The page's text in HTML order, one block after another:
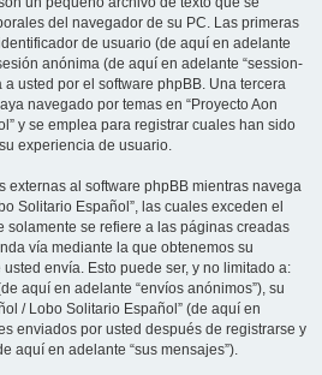
del navegador de su PC. Las primeras
de usuario (de aquí en adelante
anónima (de aquí en adelante “session-
usted por el software phpBB. Una tercera
navegado por temas en “Proyecto Aon
y se emplea para registrar cuales han sido
experiencia de usuario.
externas al software phpBB mientras navega
Solitario Español”, las cuales exceden el
solamente se refiere a las páginas creadas
vía mediante la que obtenemos su
envía. Esto puede ser, y no limitado a:
aquí en adelante “envíos anónimos”), su
/ Lobo Solitario Español” (de aquí en
enviados por usted después de registrarse y
aquí en adelante “sus mensajes”).